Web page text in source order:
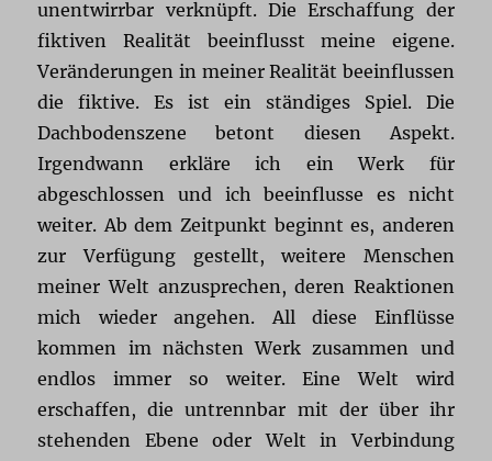
unentwirrbar verknüpft. Die Erschaffung der
fiktiven Realität beeinflusst meine eigene.
Veränderungen in meiner Realität beeinflussen
die fiktive. Es ist ein ständiges Spiel. Die
Dachbodenszene betont diesen Aspekt.
Irgendwann erkläre ich ein Werk für
abgeschlossen und ich beeinflusse es nicht
weiter. Ab dem Zeitpunkt beginnt es, anderen
zur Verfügung gestellt, weitere Menschen
meiner Welt anzusprechen, deren Reaktionen
mich wieder angehen. All diese Einflüsse
kommen im nächsten Werk zusammen und
endlos immer so weiter. Eine Welt wird
erschaffen, die untrennbar mit der über ihr
stehenden Ebene oder Welt in Verbindung